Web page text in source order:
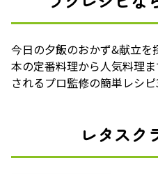
今日の夕飯のおかず&献立
本の定番料理から人気料理
されるプロ監修の簡単レシ
レタスク